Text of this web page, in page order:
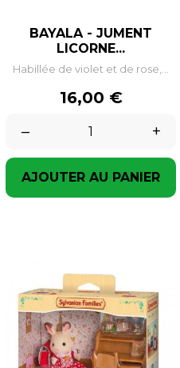
BAYALA - JUMENT
LICORNE...
Habillée de violet et de rose,...
Prix
16,00 €
–
+
AJOUTER AU PANIER